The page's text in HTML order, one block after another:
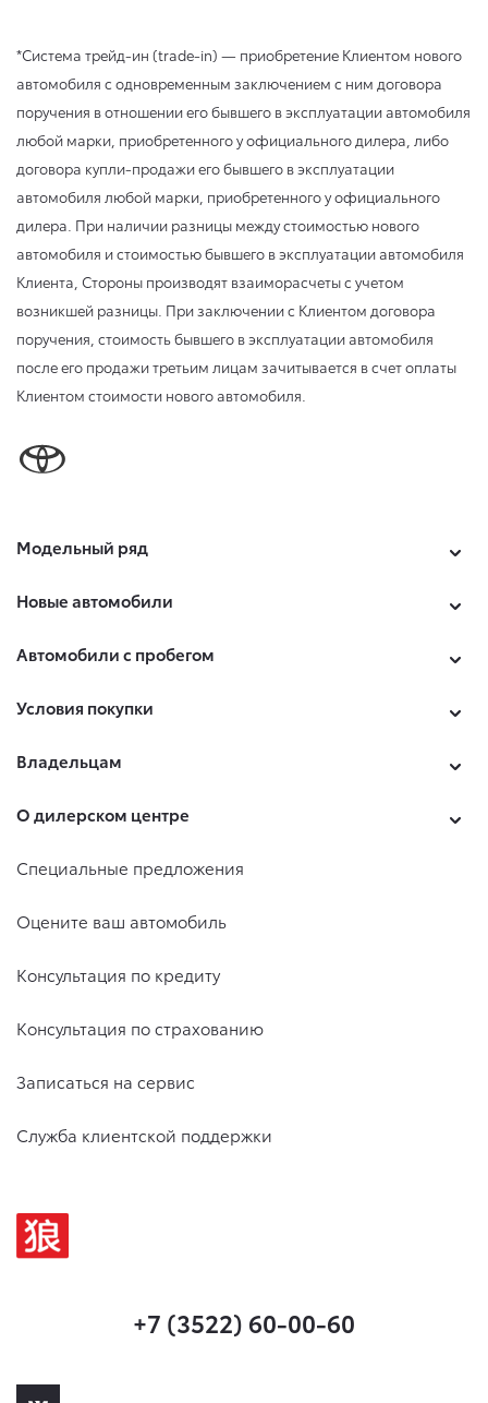
*Система трейд-ин (trade-in) — приобретение Клиентом нового
автомобиля с одновременным заключением с ним договора
поручения в отношении его бывшего в эксплуатации автомобиля
любой марки, приобретенного у официального дилера, либо
договора купли-продажи его бывшего в эксплуатации
автомобиля любой марки, приобретенного у официального
дилера. При наличии разницы между стоимостью нового
автомобиля и стоимостью бывшего в эксплуатации автомобиля
Клиента, Стороны производят взаиморасчеты с учетом
возникшей разницы. При заключении с Клиентом договора
поручения, стоимость бывшего в эксплуатации автомобиля
после его продажи третьим лицам зачитывается в счет оплаты
Клиентом стоимости нового автомобиля.
Модельный ряд
Новые автомобили
Автомобили с пробегом
Условия покупки
Владельцам
О дилерском центре
Специальные предложения
Оцените ваш автомобиль
Консультация по кредиту
Консультация по страхованию
Записаться на сервис
Служба клиентской поддержки
+7 (3522) 60-00-60